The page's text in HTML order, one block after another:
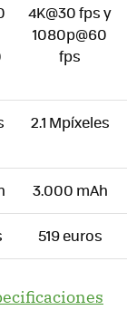
4K@30 fps y
1080p@60
fps
2.1 Mpíxeles
3.000 mAh
519 euros